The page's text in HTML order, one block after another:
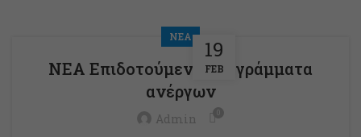
19
FEB
ΝΕΑ
ΝΕΑ Επιδοτούμενα προγράμματα
ανέργων
Admin